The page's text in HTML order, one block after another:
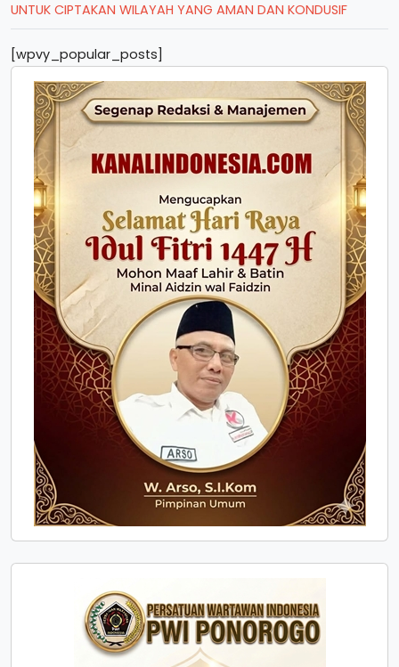
UNTUK CIPTAKAN WILAYAH YANG AMAN DAN KONDUSIF
[wpvy_popular_posts]